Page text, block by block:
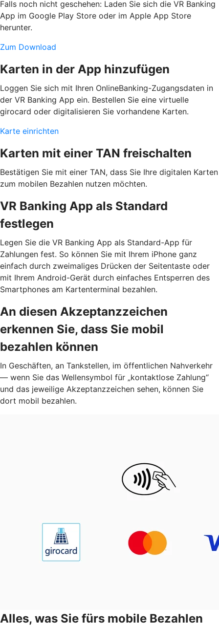
Falls noch nicht geschehen: Laden Sie sich die VR Banking
App im Google Play Store oder im Apple App Store
herunter.
Zum Download
Karten in der App hinzufügen
Loggen Sie sich mit Ihren OnlineBanking-Zugangsdaten in
der VR Banking App ein. Bestellen Sie eine virtuelle
girocard oder digitalisieren Sie vorhandene Karten.
Karte einrichten
Karten mit einer TAN freischalten
Bestätigen Sie mit einer TAN, dass Sie Ihre digitalen Karten
zum mobilen Bezahlen nutzen möchten.
VR Banking App als Standard
festlegen
Legen Sie die VR Banking App als Standard-App für
Zahlungen fest. So können Sie mit Ihrem iPhone ganz
einfach durch zweimaliges Drücken der Seitentaste oder
mit Ihrem Android-Gerät durch einfaches Entsperren des
Smartphones am Kartenterminal bezahlen.
An diesen Akzeptanzzeichen
erkennen Sie, dass Sie mobil
bezahlen können
In Geschäften, an Tankstellen, im öffentlichen Nahverkehr
— wenn Sie das Wellensymbol für „kontaktlose Zahlung“
und das jeweilige Akzeptanzzeichen sehen, können Sie
dort mobil bezahlen.
Alles, was Sie fürs mobile Bezahlen